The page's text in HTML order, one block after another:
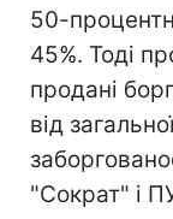
50-
45%. Тоді
продані
від
"Сократ" і